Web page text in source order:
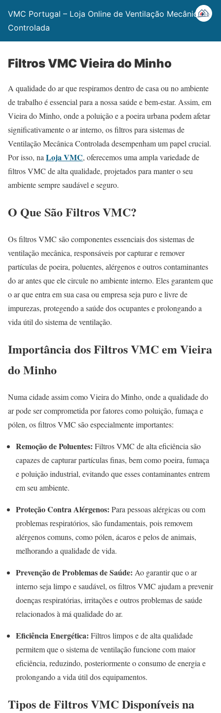
VMC Portugal – Loja Online de Ventilação Mecânica
Controlada
Filtros VMC Vieira do Minho
A qualidade do ar que respiramos dentro de casa ou no ambiente
de trabalho é essencial para a nossa saúde e bem-estar. Assim, em
Vieira do Minho, onde a poluição e a poeira urbana podem afetar
significativamente o ar interno, os filtros para sistemas de
Ventilação Mecânica Controlada desempenham um papel crucial.
Por isso, na Loja VMC, oferecemos uma ampla variedade de
filtros VMC de alta qualidade, projetados para manter o seu
ambiente sempre saudável e seguro.
O Que São Filtros VMC?
Os filtros VMC são componentes essenciais dos sistemas de
ventilação mecânica, responsáveis por capturar e remover
partículas de poeira, poluentes, alérgenos e outros contaminantes
do ar antes que ele circule no ambiente interno. Eles garantem que
o ar que entra em sua casa ou empresa seja puro e livre de
impurezas, protegendo a saúde dos ocupantes e prolongando a
vida útil do sistema de ventilação.
Importância dos Filtros VMC em Vieira
do Minho
Numa cidade assim como Vieira do Minho, onde a qualidade do
ar pode ser comprometida por fatores como poluição, fumaça e
pólen, os filtros VMC são especialmente importantes:
Remoção de Poluentes: Filtros VMC de alta eficiência são
capazes de capturar partículas finas, bem como poeira, fumaça
e poluição industrial, evitando que esses contaminantes entrem
em seu ambiente.
Proteção Contra Alérgenos: Para pessoas alérgicas ou com
problemas respiratórios, são fundamentais, pois removem
alérgenos comuns, como pólen, ácaros e pelos de animais,
melhorando a qualidade de vida.
Prevenção de Problemas de Saúde: Ao garantir que o ar
interno seja limpo e saudável, os filtros VMC ajudam a prevenir
doenças respiratórias, irritações e outros problemas de saúde
relacionados à má qualidade do ar.
Eficiência Energética: Filtros limpos e de alta qualidade
permitem que o sistema de ventilação funcione com maior
eficiência, reduzindo, posteriormente o consumo de energia e
prolongando a vida útil dos equipamentos.
Tipos de Filtros VMC Disponíveis na